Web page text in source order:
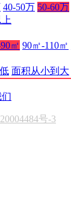
40-50万 50-60万
㎡ 90㎡-110㎡
面积从小到大
号-3